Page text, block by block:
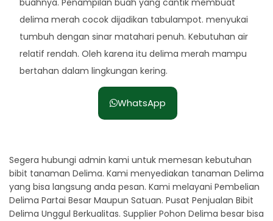
delima merah cocok dijadikan tabulampot. menyukai
tumbuh dengan sinar matahari penuh. Kebutuhan air
relatif rendah. Oleh karena itu delima merah mampu
bertahan dalam lingkungan kering.
WhatsApp
Segera hubungi admin kami untuk memesan kebutuhan
bibit tanaman Delima. Kami menyediakan tanaman Delima
yang bisa langsung anda pesan. Kami melayani Pembelian
Delima Partai Besar Maupun Satuan. Pusat Penjualan Bibit
Delima Unggul Berkualitas. Supplier Pohon Delima besar bisa